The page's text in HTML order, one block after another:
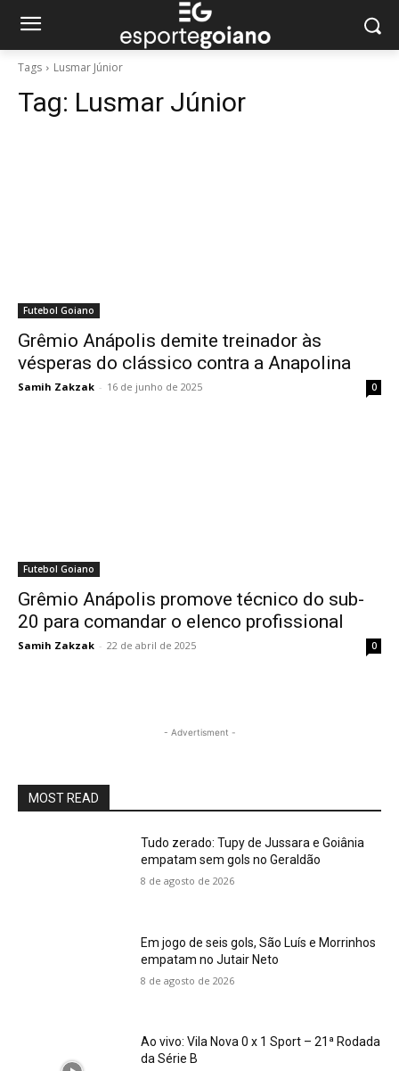
Tags Lusmar Júnior
Tag: Lusmar Júnior
Futebol Goiano
Grêmio Anápolis demite treinador às
vésperas do clássico contra a Anapolina
Samih Zakzak - 16 de junho de 2025 0
Futebol Goiano
Grêmio Anápolis promove técnico do sub-
20 para comandar o elenco profissional
Samih Zakzak - 22 de abril de 2025 0
- Advertisment -
MOST READ
Tudo zerado: Tupy de Jussara e Goiânia
empatam sem gols no Geraldão
8 de agosto de 2026
Em jogo de seis gols, São Luís e Morrinhos
empatam no Jutair Neto
8 de agosto de 2026
Ao vivo: Vila Nova 0 x 1 Sport – 21ª Rodada
da Série B